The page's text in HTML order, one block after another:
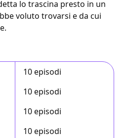
lo trascina presto in un
voluto trovarsi e da cui
10 episodi
10 episodi
10 episodi
10 episodi